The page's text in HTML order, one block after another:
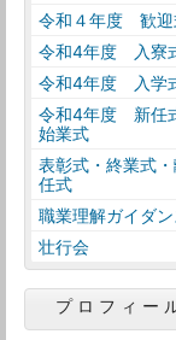
令和４年度 歓迎
令和4年度 入寮
令和4年度 入学
令和4年度 新任
始業式
表彰式・終業式
任式
職業理解ガイダン
壮行会
プロフィー